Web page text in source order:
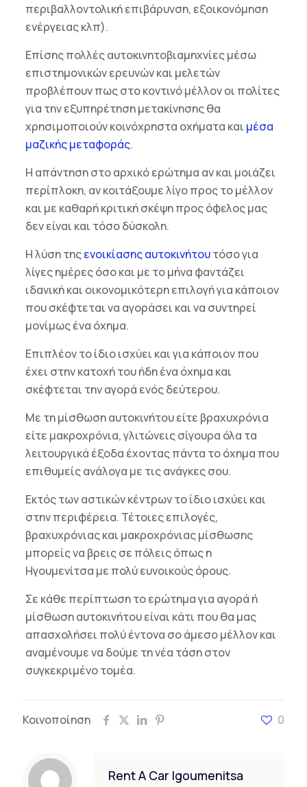
περιβαλλοντολική επιβάρυνση, εξοικονόμηση
ενέργειας κλπ).
Επίσης πολλές αυτοκινητοβιαμηχνίες μέσω
επιστημονικών ερευνών και μελετών
προβλέπουν πως στο κοντινό μέλλον οι πολίτες
για την εξυπηρέτηση μετακίνησης θα
χρησιμοποιούν κοινόχρηστα οχήματα και μέσα
μαζικής μεταφοράς.
Η απάντηση στο αρχικό ερώτημα αν και μοιάζει
περίπλοκη, αν κοιτάξουμε λίγο προς το μέλλον
και με καθαρή κριτική σκέψη προς όφελος μας
δεν είναι και τόσο δύσκολη.
Η λύση τηςενοικίασης αυτοκινήτουτόσο για
λίγες ημέρες όσο και με το μήνα φαντάζει
ιδανική και οικονομικότερη επιλογή για κάποιον
που σκέφτεται να αγοράσει και να συντηρεί
μονίμως ένα όχημα.
Επιπλέον το ίδιο ισχύει και για κάποιον που
έχει στην κατοχή του ήδη ένα όχημα και
σκέφτεται την αγορά ενός δεύτερου.
Με τη μίσθωση αυτοκινήτου είτε βραχυχρόνια
είτε μακροχρόνια, γλιτώνεις σίγουρα όλα τα
λειτουργικά έξοδα έχοντας πάντα το όχημα που
επιθυμείς ανάλογα με τις ανάγκες σου.
Εκτός των αστικών κέντρων το ίδιο ισχύει και
στην περιφέρεια. Τέτοιες επιλογές,
βραχυχρόνιας και μακροχρόνιας μίσθωσης
μπορείς να βρεις σε πόλεις όπως η
Ηγουμενίτσα με πολύ ευνοικούς όρους.
Σε κάθε περίπτωση το ερώτημα για αγορά ή
μίσθωση αυτοκινήτου είναι κάτι που θα μας
απασχολήσει πολύ έντονα σο άμεσο μέλλον και
αναμένουμε να δούμε τη νέα τάση στον
συγκεκριμένο τομέα.
Κοινοποίηση 0
Rent A Car Igoumenitsa